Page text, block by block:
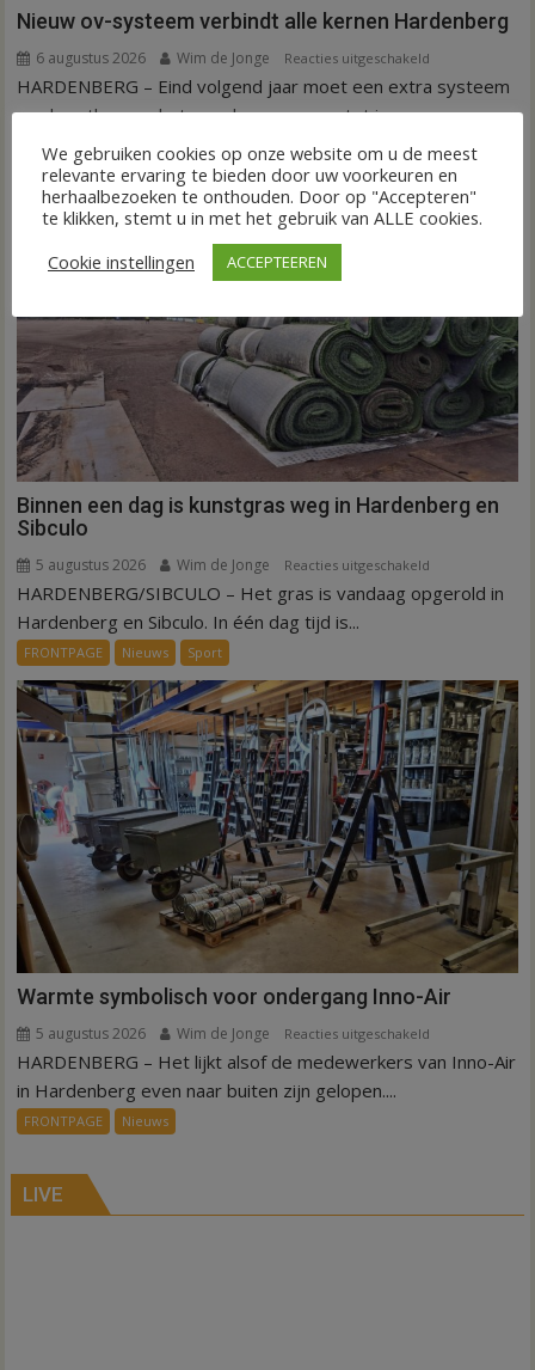
Nieuw ov-systeem verbindt alle kernen Hardenberg
6 augustus 2026 Wim de Jonge Reacties uitgeschakeld
Nieuw
ov-
verbindt
alle
kernen
HARDENBERG – Eind volgend jaar moet een extra systeem
van buurtbussen het openbaar vervoer tot in...
FRONTPAGE Nieuws
Binnen een dag is kunstgras weg in Hardenberg en
Sibculo
5 augustus 2026 Wim de Jonge Reacties uitgeschakeld
Binnen
kunstgras
weg
in
Hardenberg
en
Sibculo
HARDENBERG/SIBCULO – Het gras is vandaag opgerold in
Hardenberg en Sibculo. In één dag tijd is...
FRONTPAGE Nieuws Sport
Warmte symbolisch voor ondergang Inno-Air
5 augustus 2026 Wim de Jonge Reacties uitgeschakeld
Warmte
HARDENBERG – Het lijkt alsof de medewerkers van Inno-Air
in Hardenberg even naar buiten zijn gelopen....
FRONTPAGE Nieuws
LIVE
We gebruiken cookies op onze website om u de meest
relevante ervaring te bieden door uw voorkeuren en
herhaalbezoeken te onthouden. Door op "Accepteren"
te klikken, stemt u in met het gebruik van ALLE cookies.
Cookie instellingen
ACCEPTEEREN